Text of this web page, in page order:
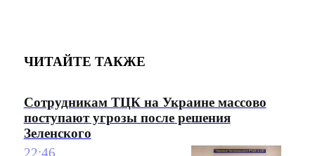
ЧИТАЙТЕ ТАКЖЕ
Сотрудникам ТЦК на Украине массово
поступают угрозы после решения
Зеленского
22:46